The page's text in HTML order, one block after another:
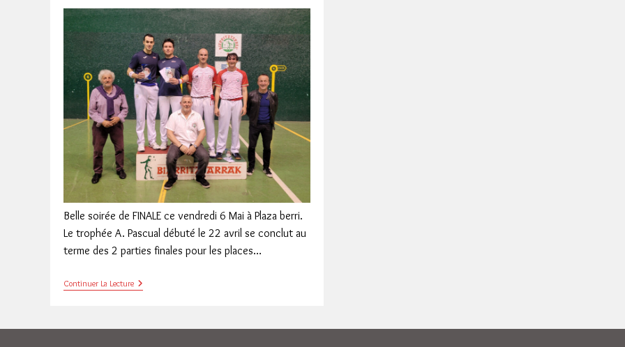
Belle soirée de FINALE ce vendredi 6 Mai à Plaza berri.
Le trophée A. Pascual débuté le 22 avril se conclut au
terme des 2 parties finales pour les places…
Continuer La LectureBREFEL
Et